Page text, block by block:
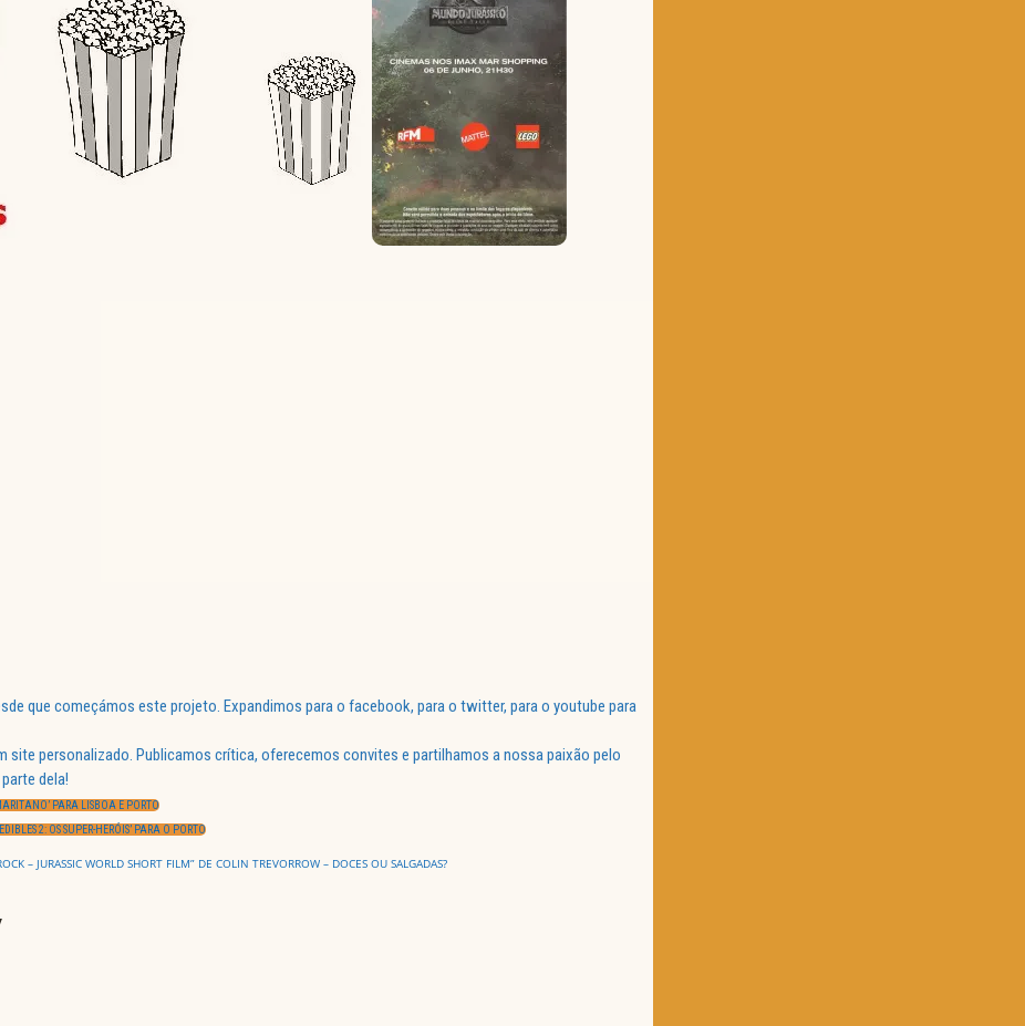
que começámos este projeto. Expandimos para o facebook, para o twitter, para o youtube para
site personalizado. Publicamos crítica, oferecemos convites e partilhamos a nossa paixão pelo
dela!
PARA LISBOA E PORTO
2: OS SUPER-HERÓIS’ PARA O PORTO
– JURASSIC WORLD SHORT FILM” DE COLIN TREVORROW – DOCES OU SALGADAS?